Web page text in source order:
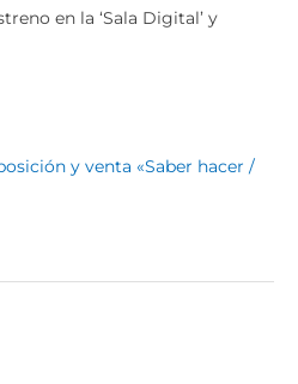
en la ‘Sala Digital’ y
y venta «Saber hacer /